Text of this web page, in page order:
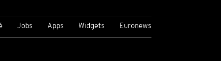
Jobs Apps Widgets Euronews